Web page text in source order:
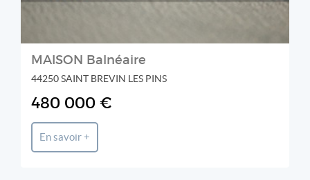
MAISON Balnéaire
44250 SAINT BREVIN LES PINS
480 000 €
En savoir +